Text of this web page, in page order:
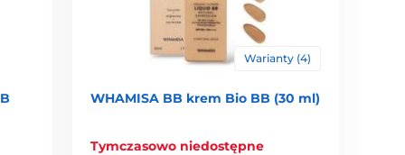
głębokie nawilżenie i witalność skóry.
bariery ochronnej skóry.
Warianty (4)
WHAMISA BB krem Bio BB (30 ml)
Tymczasowo niedostępne